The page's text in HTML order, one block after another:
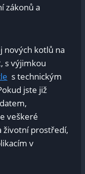
a
‌nových kotlů ‌na
s výjimkou
‍ s⁤ technickým⁣
jste již
​veškeré
životní⁤ prostředí,
v